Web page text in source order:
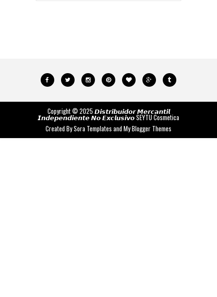
Copyright © 2025 𝘿𝙞𝙨𝙩𝙧𝙞𝙗𝙪𝙞𝙙𝙤𝙧 𝙈𝙚𝙧𝙘𝙖𝙣𝙩𝙞𝙡
𝙄𝙣𝙙𝙚𝙥𝙚𝙣𝙙𝙞𝙚𝙣𝙩𝙚 𝙉𝙤 𝙀𝙭𝙘𝙡𝙪𝙨𝙞𝙫𝙤SEYTU Cosmetica
Created BySora Templates andMy Blogger Themes